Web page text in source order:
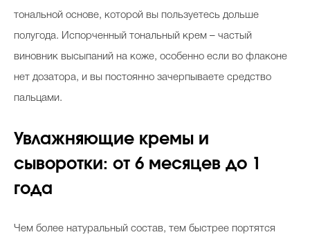
тональной основе, которой вы пользуетесь дольше
полугода. Испорченный тональный крем – частый
виновник высыпаний на коже, особенно если во флаконе
нет дозатора, и вы постоянно зачерпываете средство
пальцами.
Увлажняющие кремы и
сыворотки: от 6 месяцев до 1
года
Чем более натуральный состав, тем быстрее портятся